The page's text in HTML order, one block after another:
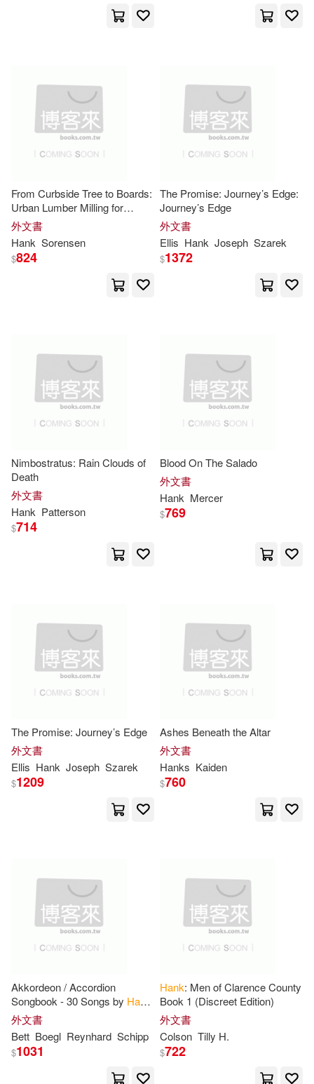
Winkler(6) Brightman(5)
Carol Elias(5) Choldenko(5)
Cunningham(5) Dittmar(5)
Fred(5)
Hank/ Allen(5)
Jamie (EDT)(5) Joshua(5)
Journals(5) Karen (ILT)(5)
Kevin(5)
Kurt/ Hanks(5)
Lynette/ Morehouse(5)
Maudie(5)
Paul M./ Christen(5) Peter(5)
Powell-Tuck(5)
Richard (NRT)(5)
Richard A.(5) Richmond(5)
Rubin(5)
Shelp(5) Steve(5)
Booksurge Llc(2)
Brilliance Audio(2)
Brilliance Audio Lib Edn(2)
Chivers Audio Books(2)
Client Distribution Services(2)
Elsevier Science Health Science di
Human Kinetics(2)
Independent Pub Group(2)
Markus Wiener Pub(2)
Michael Wiese Productions(2)
Midpoint Trade Books Inc(2)
Pathway Book Service(2)
Salem Pr Inc(2)
Scarecrow Pr(2)
Small Pr Distribution(2)
Spectrum Pub(2)
TOSHIBA EMI(2)
From Curbside Tree to Boards:
Urban Lumber Milling for
Woodworkers
外文書
Hank Sorensen
$824
The Promise: Journey’s Edge:
Journey’s Edge
外文書
Ellis Hank Joseph Szarek
$1372
Nimbostratus: Rain Clouds of
Death
外文書
Hank Patterson
$714
Blood On The Salado
外文書
Hank Mercer
$769
The Promise: Journey’s Edge
外文書
Ellis Hank Joseph Szarek
$1209
Ashes Beneath the Altar
外文書
Hanks Kaiden
$760
Akkordeon / Accordion
Songbook - 30 Songs by Hank
Williams: + Sounds online
外文書
Bett Boegl Reynhard Schipp
$1031
Hank: Men of Clarence County
Book 1 (Discreet Edition)
外文書
Colson Tilly H.
$722